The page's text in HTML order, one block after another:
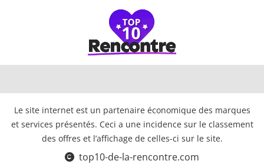
Le site internet est un partenaire économique des marques
et services présentés. Ceci a une incidence sur le classement
des offres et l’affichage de celles-ci sur le site.
top10-de-la-rencontre.com